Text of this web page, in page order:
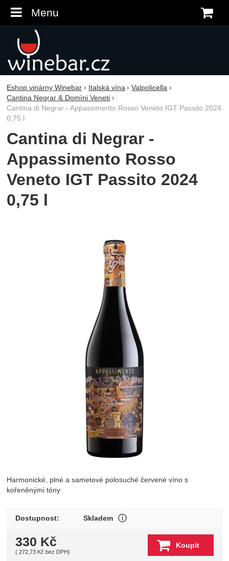
Menu
Eshop vinárny Winebar Italská vína
Valpolicella
Cantina Negrar & Domìni Veneti
Cantina di Negrar - Appassimento Rosso Veneto IGT Passito 2024
0,75 l
Cantina di Negrar -
Appassimento Rosso
Veneto IGT Passito 2024
0,75 l
Harmonické, plné a sametové polosuché červené víno s
kořeněnými tóny
Dostupnost: Skladem
330 Kč
( 272,73 Kč bez DPH)
Koupit